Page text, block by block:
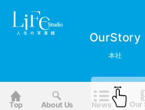
OurStory
本社
Top About Us News Our